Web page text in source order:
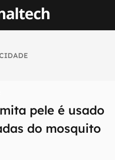
pele é usado
do mosquito
em primeira